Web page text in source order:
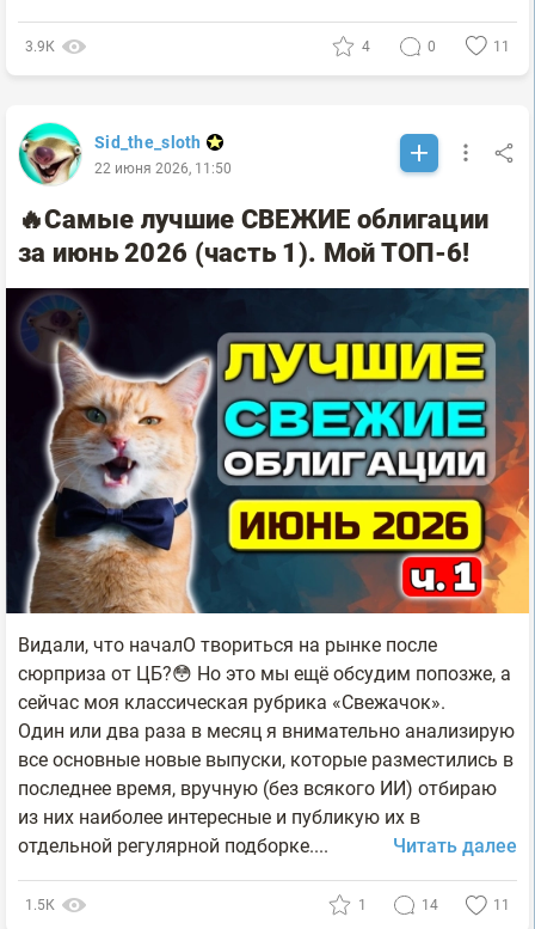
3.9К 4 0 11
Sid_the_sloth
22 июня 2026, 11:50
🔥Самые лучшие СВЕЖИЕ облигации
за июнь 2026 (часть 1). Мой ТОП-6!
Видали, что началО твориться на рынке после
сюрприза от ЦБ?😳 Но это мы ещё обсудим попозже, а
сейчас моя классическая рубрика «Свежачок».
Один или два раза в месяц я внимательно анализирую
все основные новые выпуски, которые разместились в
последнее время, вручную (без всякого ИИ) отбираю
из них наиболее интересные и публикую их в
отдельной регулярной подборке....
Читать далее
1.5К 1 14 11